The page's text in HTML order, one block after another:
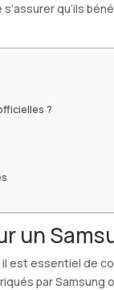
qu’ils
?
un
est essentiel de
par